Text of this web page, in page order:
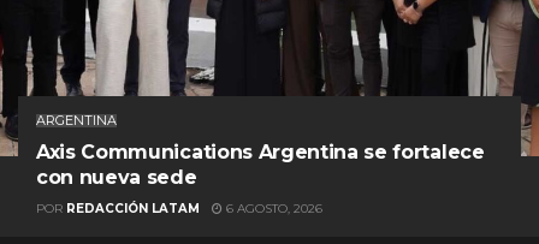
ARGENTINA
Axis Communications Argentina se fortalece
con nueva sede
POR REDACCIÓN LATAM 6 AGOSTO, 2026